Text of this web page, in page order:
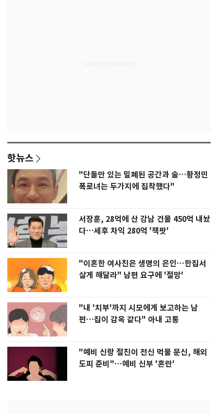
핫뉴스
"단둘만 있는 밀폐된 공간과 술…황정민
폭로녀는 두가지에 집착했다"
서장훈, 28억에 산 강남 건물 450억 내놨
다…세후 차익 280억 '잭팟'
"이혼한 여사친은 생명의 은인…한집서
살게 해달라" 남편 요구에 '절망'
"내 '치부'까지 시모에게 보고하는 남
편…집이 감옥 같다" 아내 고통
"예비 신랑 절친이 전신 먹물 문신, 해외
도피 준비"…예비 신부 '혼란'